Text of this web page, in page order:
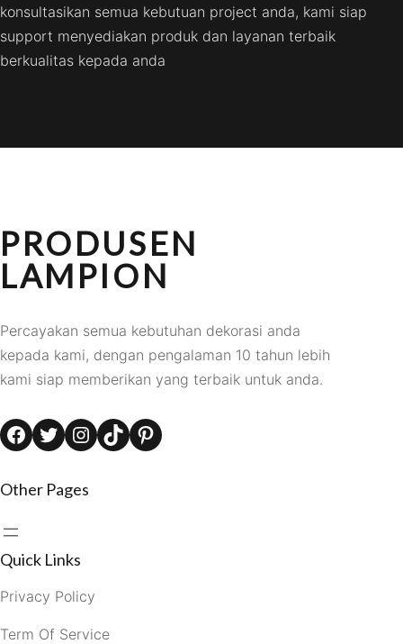
konsultasikan semua kebutuan project anda, kami siap
support menyediakan produk dan layanan terbaik
berkualitas kepada anda
PRODUSEN
LAMPION
Percayakan semua kebutuhan dekorasi anda
kepada kami, dengan pengalaman 10 tahun lebih
kami siap memberikan yang terbaik untuk anda.
Facebook Twitter Instagram TikTok Pinterest
Other Pages
Quick Links
Privacy Policy
Term Of Service